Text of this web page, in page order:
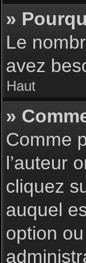
»
Le
avez
Haut
»
Comme
l’auteur
cliquez
auquel
option